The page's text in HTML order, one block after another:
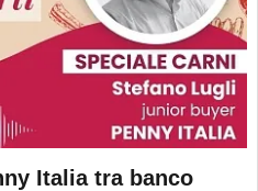
Italia tra banco